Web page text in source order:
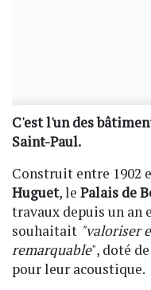
C'est l'un des
Saint-Paul.
Construit entre 1902
Huguet, le Palais de
travaux depuis un an
souhaitait "valoriser
remarquable", doté
pour leur acoustique.